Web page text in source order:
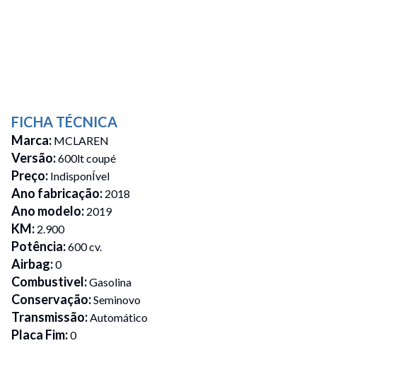
FICHA TÉCNICA
Marca: MCLAREN
Versão:600lt coupé
Preço: IndisponÍvel
Ano fabricação: 2018
Ano modelo: 2019
KM: 2.900
Potência:600 cv.
Airbag:0
Combustivel:Gasolina
Conservação:Seminovo
Transmissão:Automático
Placa Fim:0